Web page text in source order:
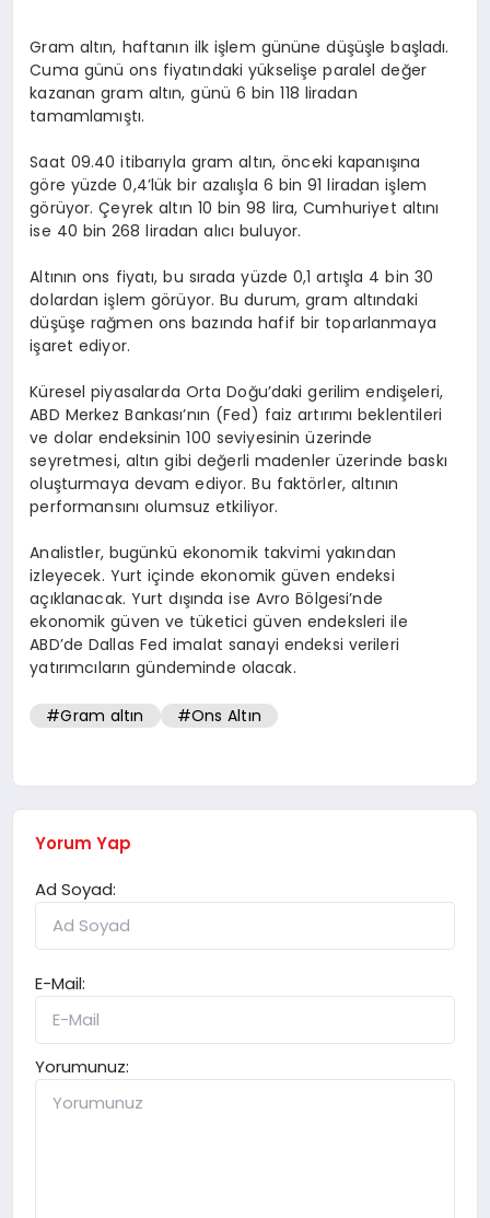
Gram altın, haftanın ilk işlem gününe düşüşle başladı.
Cuma günü ons fiyatındaki yükselişe paralel değer
kazanan gram altın, günü 6 bin 118 liradan
tamamlamıştı.
Saat 09.40 itibarıyla gram altın, önceki kapanışına
göre yüzde 0,4’lük bir azalışla 6 bin 91 liradan işlem
görüyor. Çeyrek altın 10 bin 98 lira, Cumhuriyet altını
ise 40 bin 268 liradan alıcı buluyor.
Altının ons fiyatı, bu sırada yüzde 0,1 artışla 4 bin 30
dolardan işlem görüyor. Bu durum, gram altındaki
düşüşe rağmen ons bazında hafif bir toparlanmaya
işaret ediyor.
Küresel piyasalarda Orta Doğu’daki gerilim endişeleri,
ABD Merkez Bankası’nın (Fed) faiz artırımı beklentileri
ve dolar endeksinin 100 seviyesinin üzerinde
seyretmesi, altın gibi değerli madenler üzerinde baskı
oluşturmaya devam ediyor. Bu faktörler, altının
performansını olumsuz etkiliyor.
Analistler, bugünkü ekonomik takvimi yakından
izleyecek. Yurt içinde ekonomik güven endeksi
açıklanacak. Yurt dışında ise Avro Bölgesi’nde
ekonomik güven ve tüketici güven endeksleri ile
ABD’de Dallas Fed imalat sanayi endeksi verileri
yatırımcıların gündeminde olacak.
#Gram altın #Ons Altın
Yorum Yap
Ad Soyad:
E-Mail:
Yorumunuz: